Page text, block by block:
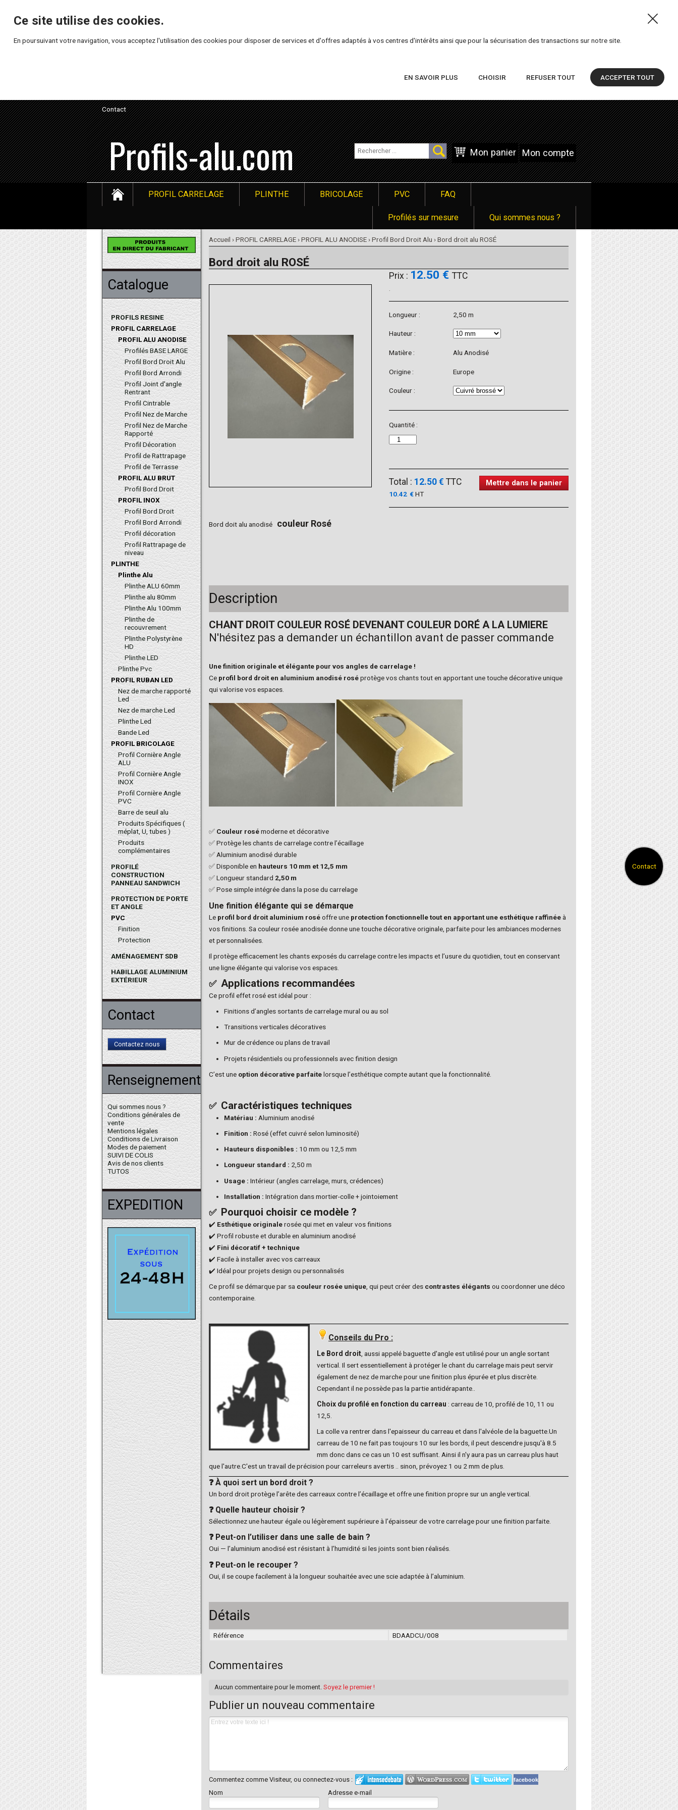
Contact
Profils-alu.com Mon panier Mon compte
PROFIL CARRELAGE PLINTHE BRICOLAGE PVC FAQ
Qui sommes nous ?
Profilés sur mesure
Accueil ›PROFIL CARRELAGE ›PROFIL ALU ANODISE ›Profil Bord Droit Alu › Bord droit alu ROSÉ
Bord droit alu ROSÉ
Prix : 12.50 € TTC
.
Longueur : 2,50 m
Hauteur :
Matière : Alu Anodisé
Origine : Europe
Couleur :
Quantité :
Mettre dans le panier
Total : 12.50 € TTC
10.42 €HT
Bord doit alu anodisé couleur Rosé
Description
CHANT DROIT COULEUR ROSÉ DEVENANT COULEUR DORÉ A LA LUMIERE
N'hésitez pas a demander un échantillon avant de passer commande
Une finition originale et élégante pour vos angles de carrelage !
Ce profil bord droit en aluminium anodisé roséprotège vos chants tout en apportant une touche décorative unique
qui valorise vos espaces.
✅ Couleur rosémoderne et décorative
✅ Protège les chants de carrelage contre l’écaillage
✅ Aluminium anodisé durable
✅ Disponible en hauteurs 10 mm et 12,5 mm
✅ Longueur standard 2,50 m
✅ Pose simple intégrée dans la pose du carrelage
Une finition élégante qui se démarque
Le profil bord droit aluminium roséoffre une protection fonctionnelle tout en apportant une esthétique raffinéeà
vos finitions. Sa couleur rosée anodisée donne une touche décorative originale, parfaite pour les ambiances modernes
et personnalisées.
Il protège efficacement les chants exposés du carrelage contre les impacts et l’usure du quotidien, tout en conservant
une ligne élégante qui valorise vos espaces.
✅ Applications recommandées
Ce profil effet rosé est idéal pour :
Finitions d’angles sortants de carrelage mural ou au sol
Transitions verticales décoratives
Mur de crédence ou plans de travail
Projets résidentiels ou professionnels avec finition design
C’est une option décorative parfaitelorsque l’esthétique compte autant que la fonctionnalité.
✅ Caractéristiques techniques
Matériau : Aluminium anodisé
Finition : Rosé (effet cuivré selon luminosité)
Hauteurs disponibles : 10 mm ou 12,5 mm
Longueur standard : 2,50 m
Usage : Intérieur (angles carrelage, murs, crédences)
Installation : Intégration dans mortier-colle + jointoiement
✅ Pourquoi choisir ce modèle ?
✔️ Esthétique originalerosée qui met en valeur vos finitions
✔️ Profil robuste et durable en aluminium anodisé
✔️ Fini décoratif + technique
✔️ Facile à installer avec vos carreaux
✔️ Idéal pour projets design ou personnalisés
Ce profil se démarque par sa couleur rosée unique , qui peut créer des contrastes élégants ou coordonner une déco
contemporaine.
Conseils du Pro :
Le Bord droit , aussi appelé baguette d'angle est utilisé pour un angle sortant
vertical. Il sert essentiellement à protéger le chant du carrelage mais peut servir
également de nez de marche pour une finition plus épurée et plus discrète.
Cependant il ne possède pas la partie antidérapante..
Choix du profilé en fonction du carreau : carreau de 10, profilé de 10, 11 ou
12,5.
La colle va rentrer dans l'epaisseur du carreau et dans l'alvéole de la baguette.Un
carreau de 10 ne fait pas toujours 10 sur les bords, il peut descendre jusqu'à 8.5
mm donc dans ce cas un 10 est suffisant. Ainsi il n'y aura pas un carreau plus haut
que l'autre.C'est un travail de précision pour carreleurs avertis .. sinon, prévoyez 1 ou 2 mm de plus.
❓ À quoi sert un bord droit ?
Un bord droit protège l’arête des carreaux contre l’écaillage et offre une finition propre sur un angle vertical.
❓ Quelle hauteur choisir ?
Sélectionnez une hauteur égale ou légèrement supérieure à l’épaisseur de votre carrelage pour une finition parfaite.
❓ Peut-on l’utiliser dans une salle de bain ?
Oui — l’aluminium anodisé est résistant à l’humidité si les joints sont bien réalisés.
❓ Peut-on le recouper ?
Oui, il se coupe facilement à la longueur souhaitée avec une scie adaptée à l’aluminium.
Détails
Référence BDAADCU/008
Commentaires
Aucun commentaire pour le moment.Soyez le premier !
Publier un nouveau commentaire
Commentez comme Visiteur, ou connectez-vous : facebook
Nom Adresse e-mail
Catalogue
PROFILS RESINE
PROFIL CARRELAGE
PROFIL ALU ANODISE
Profilés BASE LARGE
Profil Bord Droit Alu
Profil Bord Arrondi
Profil Joint d'angle
Rentrant
Profil Cintrable
Profil Nez de Marche
Profil Nez de Marche
Rapporté
Profil Décoration
Profil de Rattrapage
Profil de Terrasse
PROFIL ALU BRUT
Profil Bord Droit
PROFIL INOX
Profil Bord Droit
Profil Bord Arrondi
Profil décoration
Profil Rattrapage de
niveau
PLINTHE
Plinthe Alu
Plinthe ALU 60mm
Plinthe alu 80mm
Plinthe Alu 100mm
Plinthe de
recouvrement
Plinthe Polystyrène
HD
Plinthe LED
Plinthe Pvc
PROFIL RUBAN LED
Nez de marche rapporté
Led
Nez de marche Led
Plinthe Led
Bande Led
PROFIL BRICOLAGE
Profil Cornière Angle
ALU
Profil Cornière Angle
INOX
Profil Cornière Angle
PVC
Barre de seuil alu
Produits Spécifiques (
méplat, U, tubes )
Produits
complémentaires
PROFILÉ
CONSTRUCTION
PANNEAU SANDWICH
PROTECTION DE PORTE
ET ANGLE
PVC
Finition
Protection
AMÉNAGEMENT SDB
HABILLAGE ALUMINIUM
EXTÉRIEUR
Contact
Contactez nous
Renseignements
Qui sommes nous ?
Conditions générales de
vente
Mentions légales
Conditions de Livraison
Modes de paiement
SUIVI DE COLIS
Avis de nos clients
TUTOS
EXPEDITION
Contact
Ce site utilise des cookies.
En poursuivant votre navigation, vous acceptez l'utilisation des cookies pour disposer de services et d'offres adaptés à vos centres d'intérêts ainsi que pour la sécurisation des transactions sur notre site.
EN SAVOIR PLUS CHOISIR REFUSER TOUT ACCEPTER TOUT